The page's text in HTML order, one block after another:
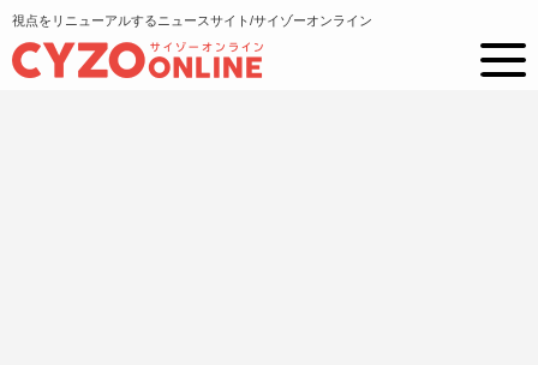
視点をリニューアルするニュースサイト/サイゾーオンライン